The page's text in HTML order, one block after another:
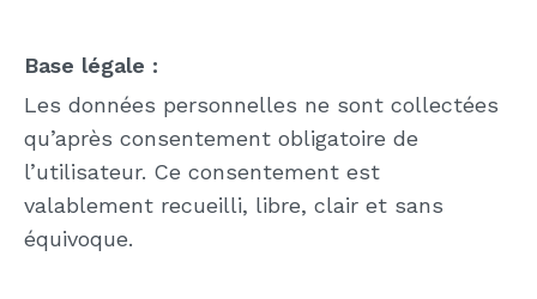
Base légale :
Les données personnelles ne sont collectées
qu’après consentement obligatoire de
l’utilisateur. Ce consentement est
valablement recueilli, libre, clair et sans
équivoque.